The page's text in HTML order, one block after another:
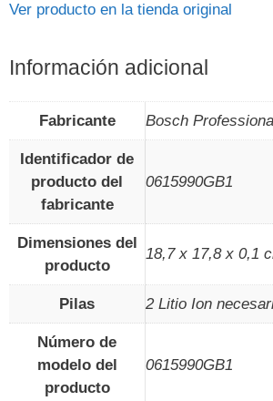
Ver producto en la tienda original
Información adicional
Fabricante ‎Bosch
Identificador de
producto del
fabricante
‎0615990GB1
Dimensiones del
producto
‎18,7 x 17,8 x 0,1
Pilas ‎2 Litio Ion
Número de
modelo del
producto
‎0615990GB1